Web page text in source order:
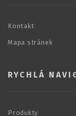
Kontakt
Mapa stránek
RYCHLÁ
Produkty